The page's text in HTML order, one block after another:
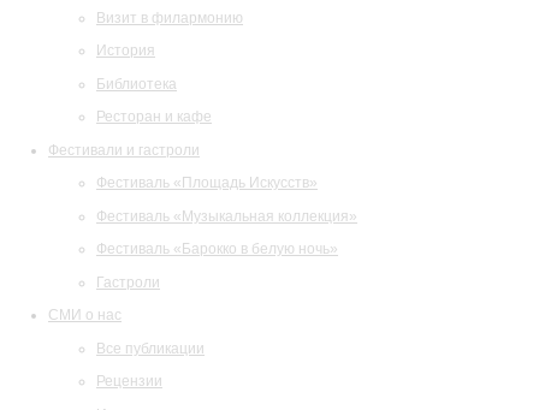
Визит в филармонию
История
Библиотека
Ресторан и кафе
Фестивали и гастроли
Фестиваль «Площадь Искусств»
Фестиваль «Музыкальная коллекция»
Фестиваль «Барокко в белую ночь»
Гастроли
СМИ о нас
Все публикации
Рецензии